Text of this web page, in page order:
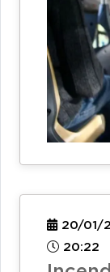
20/01/
20:22